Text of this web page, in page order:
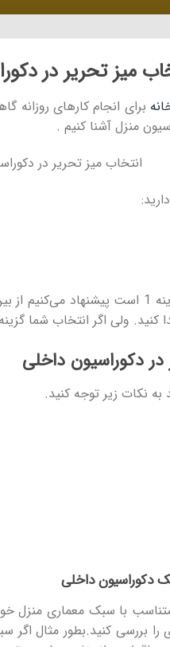
میز تحریر در
برای انجام کار‌های
منزل آشنا کنیم .
اگر انتخاب شما برای خرید میز تحریر
کنید. ولی اگر انتخاب شما
دکوراسیون داخلی
به نکات زیر توجه کنید.
دکوراسیون داخلی
با سبک معماری منزل
بررسی کنید.بطور مثال اگر